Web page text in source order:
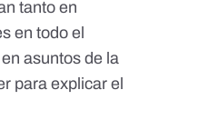
tanto en
en todo el
asuntos de la
para explicar el